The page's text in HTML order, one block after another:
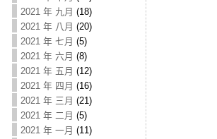
2021 年 九月 (18)
2021 年 八月 (20)
2021 年 七月 (5)
2021 年 六月 (8)
2021 年 五月 (12)
2021 年 四月 (16)
2021 年 三月 (21)
2021 年 二月 (5)
2021 年 一月 (11)